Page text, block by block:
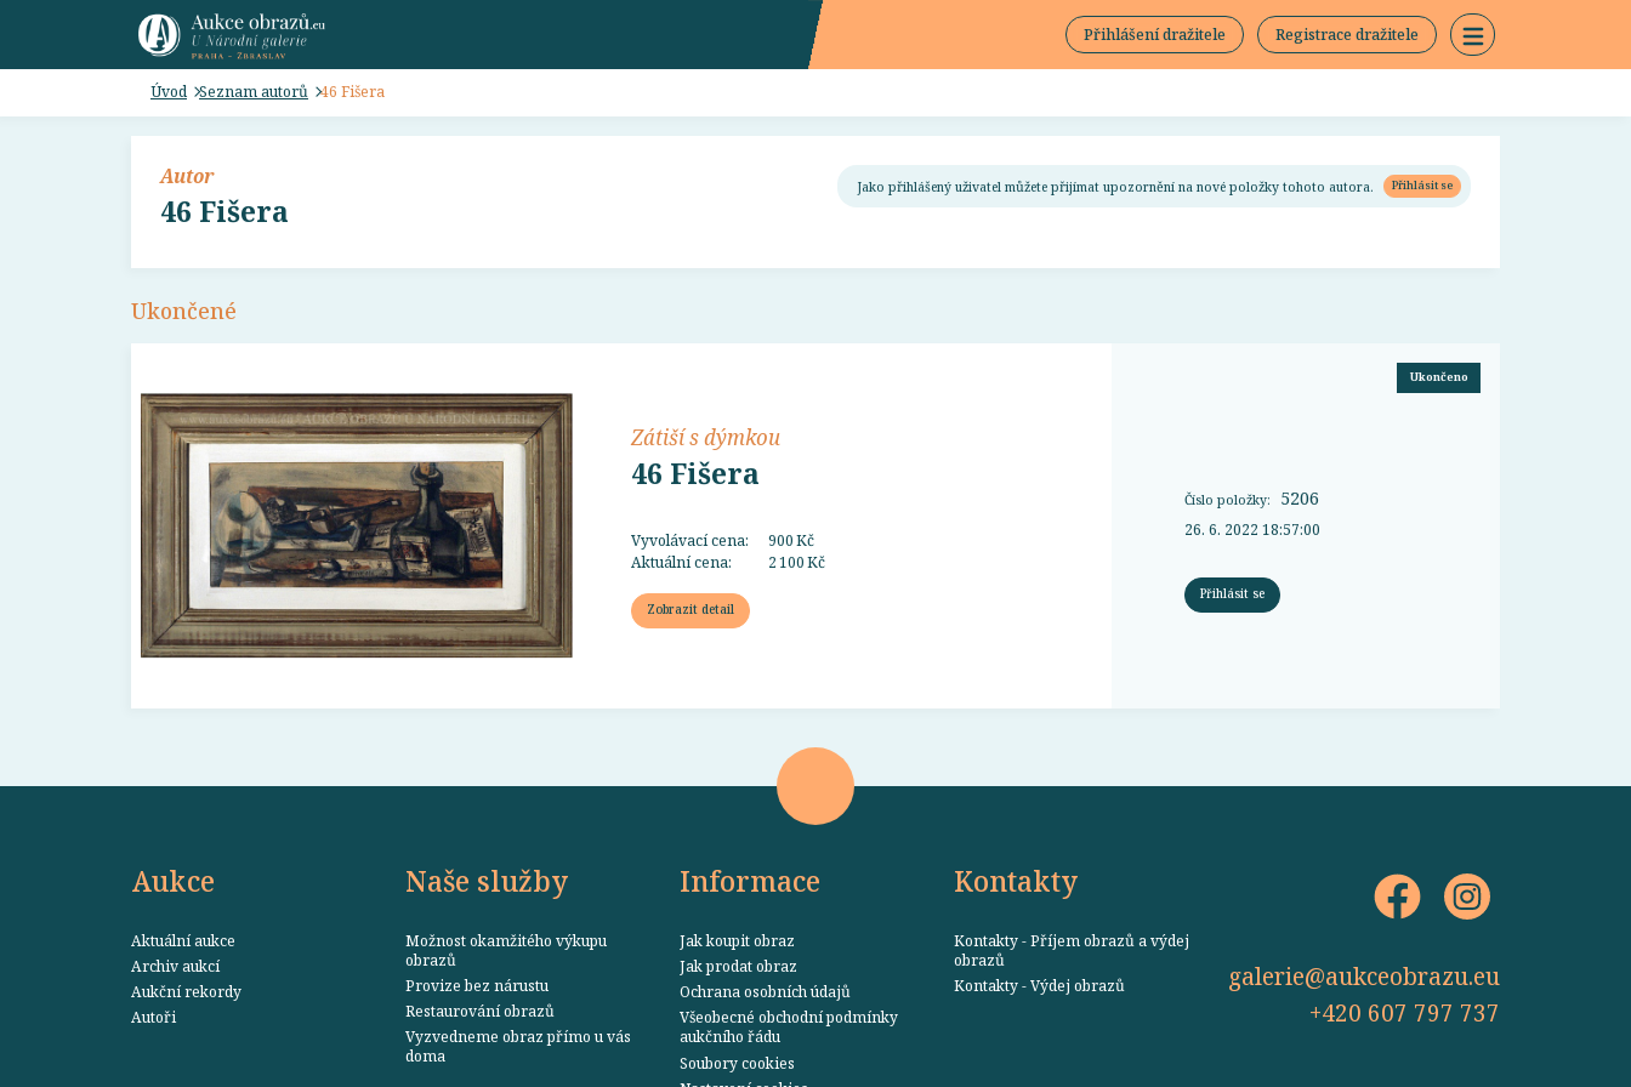
Přihlášení dražitele Registrace dražitele
Úvod Seznam autorů 46 Fišera
Autor
46 Fišera
Jako přihlášený uživatel můžete přijímat upozornění na nové položky tohoto autora. Přihlásit se
Ukončené
Zátiší s dýmkou
46 Fišera
Vyvolávací cena:
900 Kč
Aktuální cena:
2 100 Kč
Zobrazit detail
Ukončeno
Číslo položky: 5206
26. 6. 2022 18:57:00
Přihlásit se
Aukce
Aktuální aukce
Archiv aukcí
Aukční rekordy
Autoři
Naše služby
Možnost okamžitého výkupu
obrazů
Provize bez nárustu
Restaurování obrazů
Vyzvedneme obraz přímo u vás
doma
Informace
Jak koupit obraz
Jak prodat obraz
Ochrana osobních údajů
Všeobecné obchodní podmínky
aukčního řádu
Soubory cookies
Kontakty
Kontakty - Příjem obrazů a výdej
obrazů
Kontakty - Výdej obrazů
galerie@aukceobrazu.eu
+420 607 797 737